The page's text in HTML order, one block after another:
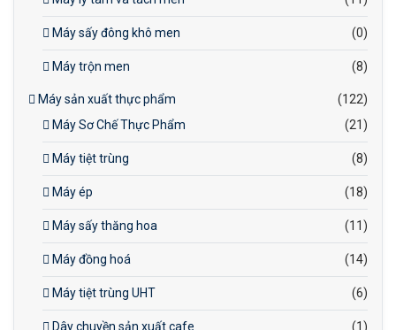
Máy sấy đông khô men (0)
Máy trộn men (8)
Máy sản xuất thực phẩm
(122)
Máy Sơ Chế Thực Phẩm
(21)
Máy tiệt trùng (8)
Máy ép (18)
Máy sấy thăng hoa (11)
Máy đồng hoá (14)
Máy tiệt trùng UHT (6)
Dây chuyền sản xuất cafe (1)